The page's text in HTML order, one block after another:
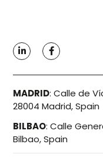
marketing
MADRID:Calle de
28004 Madrid, Spain
BILBAO:Calle
Bilbao, Spain